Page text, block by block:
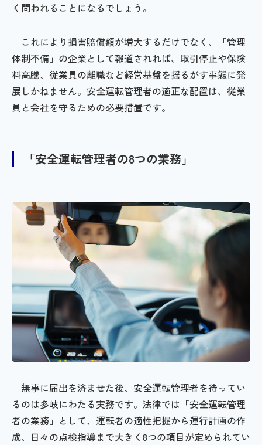
く問われることになるでしょう。
これにより損害賠償額が増大するだけでなく、「管理
体制不備」の企業として報道されれば、取引停止や保険
料高騰、従業員の離職など経営基盤を揺るがす事態に発
展しかねません。安全運転管理者の適正な配置は、従業
員と会社を守るための必要措置です。
「安全運転管理者の8つの業務」
無事に届出を済ませた後、安全運転管理者を待ってい
るのは多岐にわたる実務です。法律では「安全運転管理
者の業務」として、運転者の適性把握から運行計画の作
成、日々の点検指導まで大きく8つの項目が定められてい